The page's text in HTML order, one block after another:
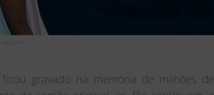
gravado na memória de milhões de